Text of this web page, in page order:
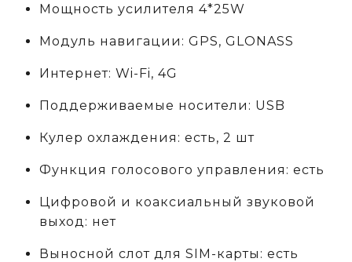
Мощность усилителя 4*25W
Модуль навигации: GPS, GLONASS
Интернет: Wi-Fi, 4G
Поддерживаемые носители: USB
Кулер охлаждения: есть, 2 шт
Функция голосового управления: есть
Цифровой и коаксиальный звуковой
выход: нет
Выносной слот для SIM-карты: есть